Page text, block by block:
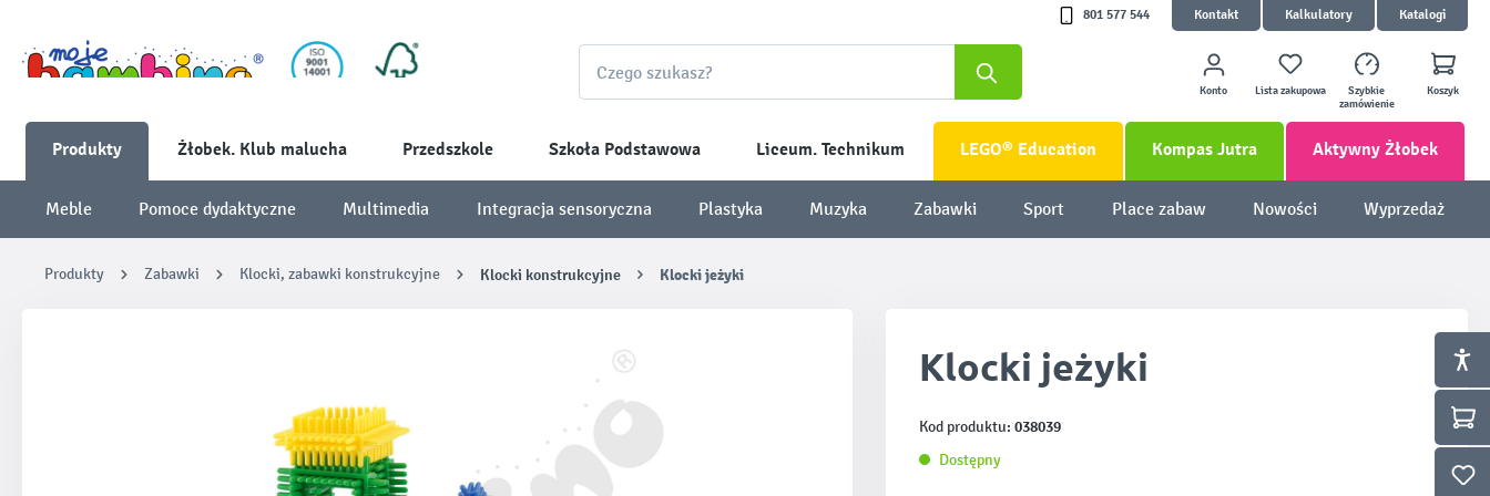
801 577 544 Kontakt Kalkulatory Katalogi
Konto Lista zakupowa
Szybkie
zamówienie
Koszyk
Produkty Żłobek. Klub malucha Przedszkole Szkoła Podstawowa Liceum. Technikum LEGO® Education Kompas Jutra Aktywny Żłobek
Meble Pomoce dydaktyczne Multimedia Integracja sensoryczna Plastyka Muzyka Zabawki Sport Place zabaw Nowości Wyprzedaż
Produkty Zabawki Klocki, zabawki konstrukcyjne Klocki konstrukcyjne Klocki jeżyki
Klocki jeżyki
Kod produktu: 038039
Dostępny